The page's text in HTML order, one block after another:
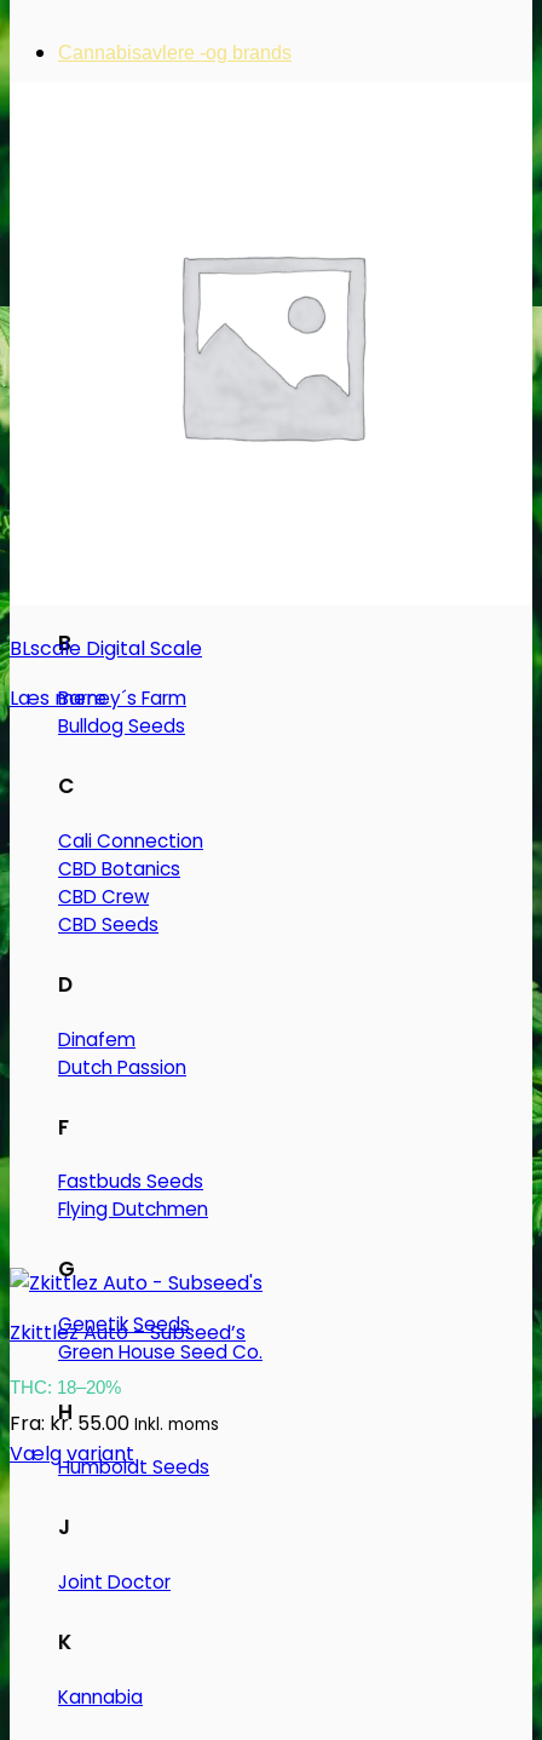
Cannabisavlere -og brands
B
Barney´s Farm
Bulldog Seeds
C
Cali Connection
CBD Botanics
CBD Crew
CBD Seeds
D
Dinafem
Dutch Passion
F
Fastbuds Seeds
Flying Dutchmen
G
Genetik Seeds
Green House Seed Co.
H
Humboldt Seeds
J
Joint Doctor
K
Kannabia
BLscale Digital Scale
Læs mere
Zkittlez Auto – Subseed’s
THC: 18–20%
Fra: kr. 55.00 Inkl. moms
Vælg variant
Dette
har
flere
varianter.
Mulighederne
vælges